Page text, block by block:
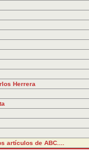
Herrera
artículos de ABC....